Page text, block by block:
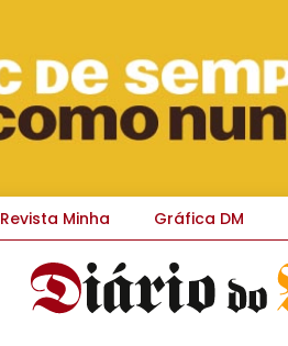
Revista Minha Gráfica DM